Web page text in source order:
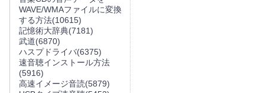
WAVE/WMAファイルに変換
する方法(10615)
記憶術大辞典(7181)
武道(6870)
ハスプドライバ(6375)
速音聴インストール方法
(5916)
高速イメージ音読(5879)